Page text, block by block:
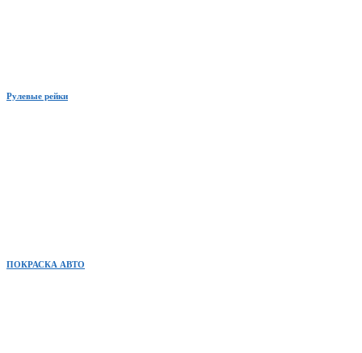
Рулевые рейки
ПОКРАСКА АВТО